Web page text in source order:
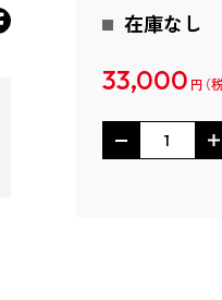
在庫なし
33,000 円